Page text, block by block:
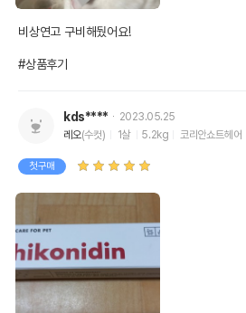
비상연고 구비해뒀어요!
#상품후기
kds****
2023.05.25
레오(수컷) 1살 5.2kg 코리안쇼트헤어
첫구매